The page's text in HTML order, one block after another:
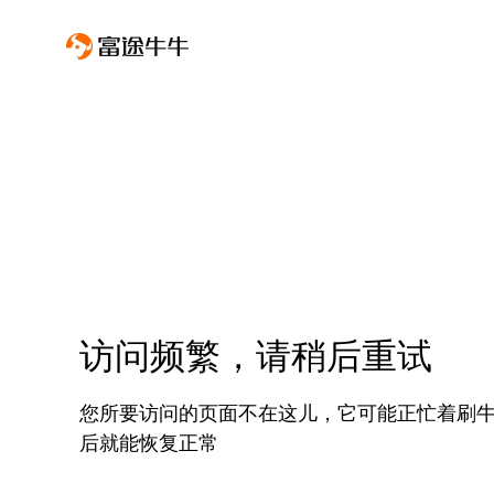
访问频繁，请稍后重试
您所要访问的页面不在这儿，它可能正忙着刷
后就能恢复正常